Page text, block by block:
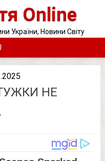
Online
України, Новини Світу
НЕ